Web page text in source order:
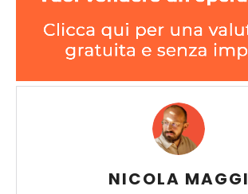
NICOLA MAGGI